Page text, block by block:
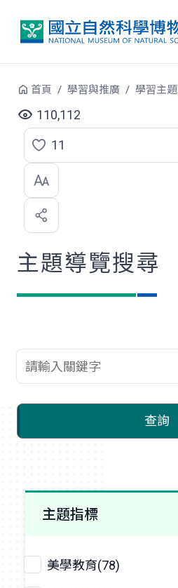
首頁 學習與推廣 學習主題
110,112
點
選
喜
歡
11
主題導覽搜尋
查詢關鍵字
查詢
主題指標
美學教育(78)